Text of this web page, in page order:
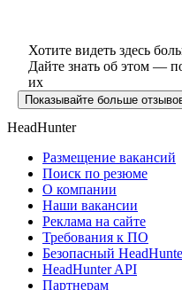
Хотите видеть здесь
Дайте знать об этом —
их
Показывайте больше
HeadHunter
Размещение вакансий
Поиск по резюме
О компании
Наши вакансии
Реклама на сайте
Требования к ПО
Безопасный
HeadHunter API
Партнерам